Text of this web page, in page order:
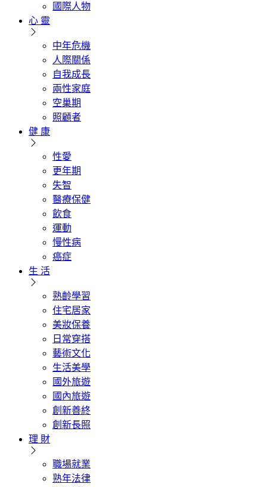
國際人物
心 靈
中年危機
人際關係
自我成長
兩性家庭
空巢期
照顧者
健 康
性愛
更年期
失智
醫療保健
飲食
運動
慢性病
癌症
生 活
熟齡學習
住宅居家
美妝保養
日常穿搭
藝術文化
生活美學
國外旅遊
國內旅遊
創新善終
創新長照
理 財
職場就業
熟年法律